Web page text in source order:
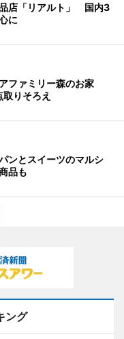
店「リアルト」 国内3
に
ファミリー森のお家
りそろえ
ンとスイーツのマルシ
品も
ング